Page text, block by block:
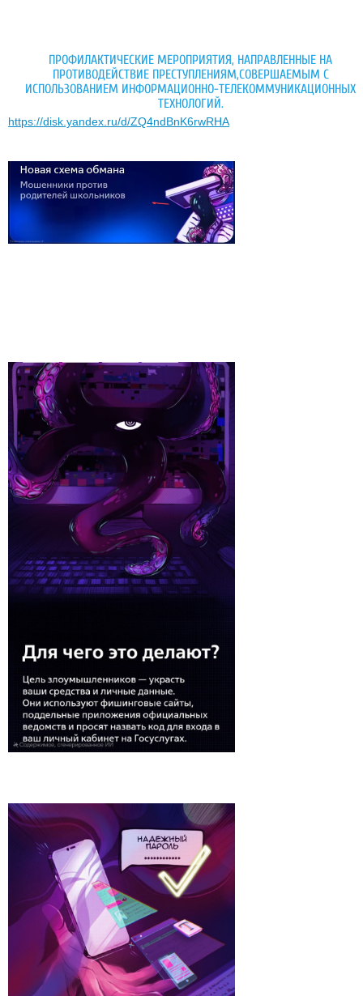
ПРОФИЛАКТИЧЕСКИЕ МЕРОПРИЯТИЯ, НАПРАВЛЕННЫЕ НА
ПРОТИВОДЕЙСТВИЕ ПРЕСТУПЛЕНИЯМ,СОВЕРШАЕМЫМ С
ИСПОЛЬЗОВАНИЕМ ИНФОРМАЦИОННО-ТЕЛЕКОММУНИКАЦИОННЫХ
ТЕХНОЛОГИЙ.
https://disk.yandex.ru/d/ZQ4ndBnK6rwRHA